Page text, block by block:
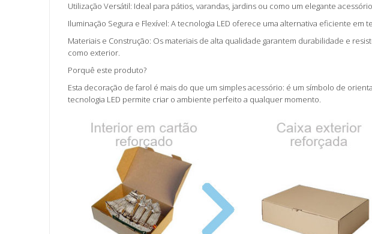
Utilização Versátil: Ideal para pátios, varandas, jardins ou como um elegante
Iluminação Segura e Flexível: A tecnologia LED oferece uma alternativa eficiente
Materiais e Construção: Os materiais de alta qualidade garantem durabilidade e
como exterior.
Porquê este produto?
Esta decoração de farol é mais do que um simples acessório: é um símbolo de
tecnologia LED permite criar o ambiente perfeito a qualquer momento.